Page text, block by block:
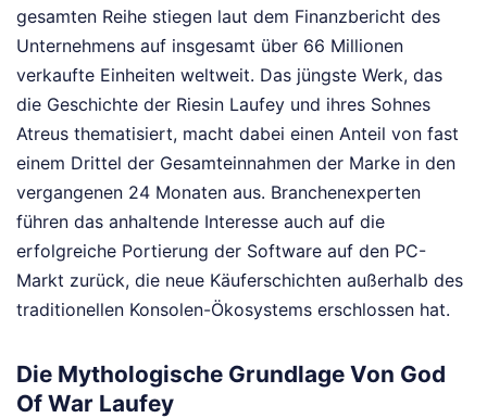
gesamten Reihe stiegen laut dem Finanzbericht des
Unternehmens auf insgesamt über 66 Millionen
verkaufte Einheiten weltweit. Das jüngste Werk, das
die Geschichte der Riesin Laufey und ihres Sohnes
Atreus thematisiert, macht dabei einen Anteil von fast
einem Drittel der Gesamteinnahmen der Marke in den
vergangenen 24 Monaten aus. Branchenexperten
führen das anhaltende Interesse auch auf die
erfolgreiche Portierung der Software auf den PC-
Markt zurück, die neue Käuferschichten außerhalb des
traditionellen Konsolen-Ökosystems erschlossen hat.
Die Mythologische Grundlage Von God
Of War Laufey